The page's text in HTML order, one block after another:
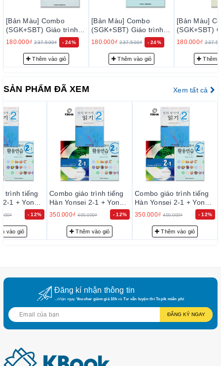
[Bản Màu] Combo
(SGK+SBT) Giáo trình
Tiếng Hàn Yonsei Korea
2-2 - 연세한국어 2-2
180.000₫ 237.500₫ - 24%
Thêm vào giỏ
[Bản Màu] Combo
(SGK+SBT) Giáo trình
Tiếng Hàn Yonsei Korea
2-1 - 연세한국어 2-1
180.000₫ 237.500₫ - 24%
Thêm vào giỏ
[Bản Màu]
(SGK+SBT)
Tiếng Hàn
180.000₫
Thêm
SẢN PHẨM ĐÃ XEM Xem tất cả
- 12%
trình tiếng
1 + Yonsei
vào giỏ
- 12%
Combo giáo trình tiếng
Hàn Yonsei 2-1 + Yonsei
reading 2
350.000₫ 400.000₫
Thêm vào giỏ
- 12%
Combo giáo trình tiếng
Hàn Yonsei 2-1 + Yonsei
reading 2
350.000₫ 400.000₫
Thêm vào giỏ
Đăng kí nhận thông tin
...nhận ngay Voucher giảm giá 10kvà Tư vấn luyện thi Topik miễn phí
ĐĂNG KÝ NGAY